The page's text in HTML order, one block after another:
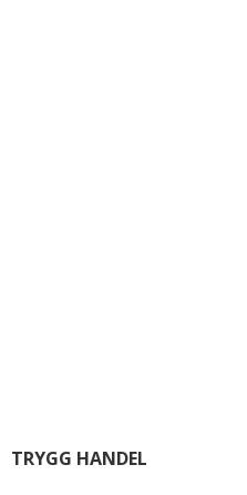
TRYGG HANDEL